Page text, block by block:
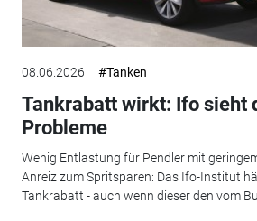
08.06.2026 #Tanken
Tankrabatt wirkt: Ifo sieht
Probleme
Wenig Entlastung für Pendler mit
Anreiz zum Spritsparen: Das Ifo-Institut
Tankrabatt - auch wenn dieser den vom